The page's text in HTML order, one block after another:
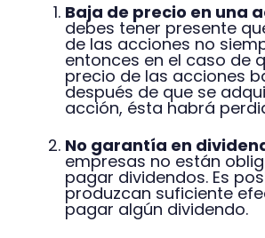
Baja de precio en una
debes tener presente
de las acciones no
entonces en el caso de
precio de las acciones
después de que se
acción, ésta habrá
No garantía en
empresas no están
pagar dividendos. Es
produzcan suficiente
pagar algún dividendo.